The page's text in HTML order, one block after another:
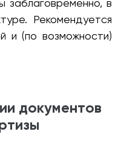
заблаговременно, в
Рекомендуется
и (по возможности)
документов